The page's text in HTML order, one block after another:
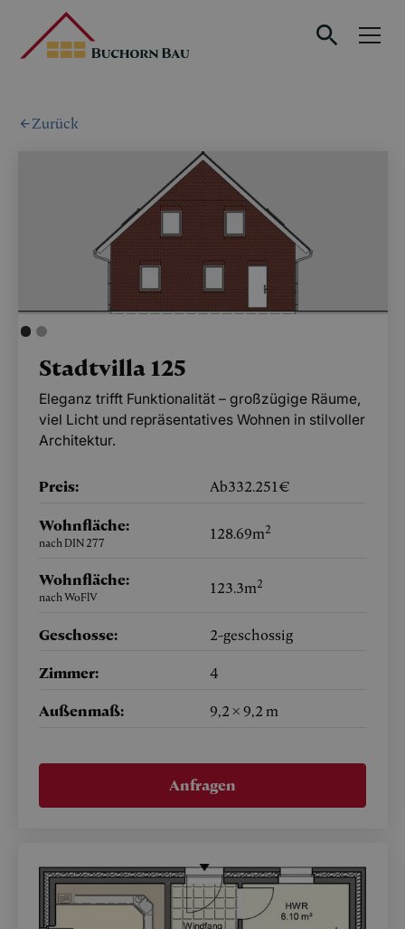
Zurück
Stadtvilla 125
Eleganz trifft Funktionalität – großzügige Räume,
viel Licht und repräsentatives Wohnen in stilvoller
Architektur.
Preis: Ab332.251€
Wohnfläche:
nach DIN 277
128.69m2
Wohnfläche:
nach WoFlV
123.3m2
Geschosse: 2-geschossig
Zimmer: 4
Außenmaß: 9,2 × 9,2 m
Anfragen